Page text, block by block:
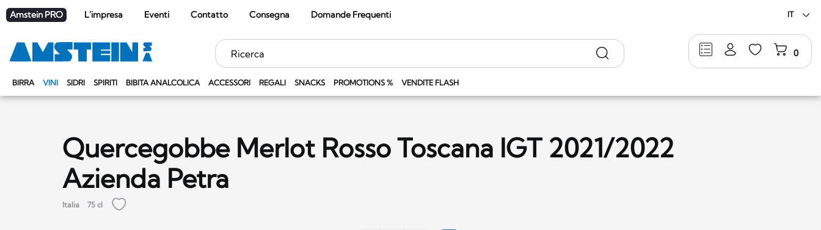
Amstein PRO L'impresa Eventi Contatto Consegna Domande Frequenti IT
BIRRA VINI SIDRI SPIRITI BIBITA ANALCOLICA ACCESSORI REGALI SNACKS PROMOTIONS % VENDITE FLASH
0
Parole
chiave
Ricerca
Quercegobbe Merlot Rosso Toscana IGT 2021/2022
Azienda Petra
Italia 75 cl